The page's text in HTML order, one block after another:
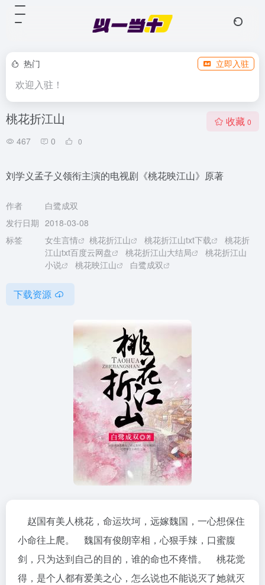
热门 立即入驻
欢迎入驻！
桃花折江山
467 0 0
收藏 0
刘学义孟子义领衔主演的电视剧《桃花映江山》原著
作者
白鹭成双
发行日期 2018-03-08
标签
女生言情 桃花折江山 桃花折江山txt下载
桃花折
江山txt百度云网盘
桃花折江山大结局
桃花折江山
小说
桃花映江山 白鹭成双
下载资源
赵国有美人桃花，命运坎坷，远嫁魏国，一心想保住
小命往上爬。 魏国有俊朗宰相，心狠手辣，口蜜腹
剑，只为达到自己的目的，谁的命也不疼惜。 桃花觉
得，是个人都有爱美之心，怎么说也不能说灭了她就灭